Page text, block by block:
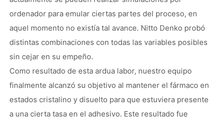
ordenador para emular ciertas partes del proceso, en
aquel momento no existía tal avance. Nitto Denko probó
distintas combinaciones con todas las variables posibles
sin cejar en su empeño.
Como resultado de esta ardua labor, nuestro equipo
finalmente alcanzó su objetivo al mantener el fármaco en
estados cristalino y disuelto para que estuviera presente
a una cierta tasa en el adhesivo. Este resultado fue